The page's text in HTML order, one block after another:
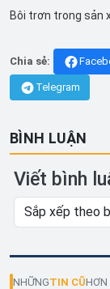
Bôi trơn trong sản
Chia sẻ:
Telegram
BÌNH LUẬN
Viết bình
NHỮNGTIN CŨHƠN